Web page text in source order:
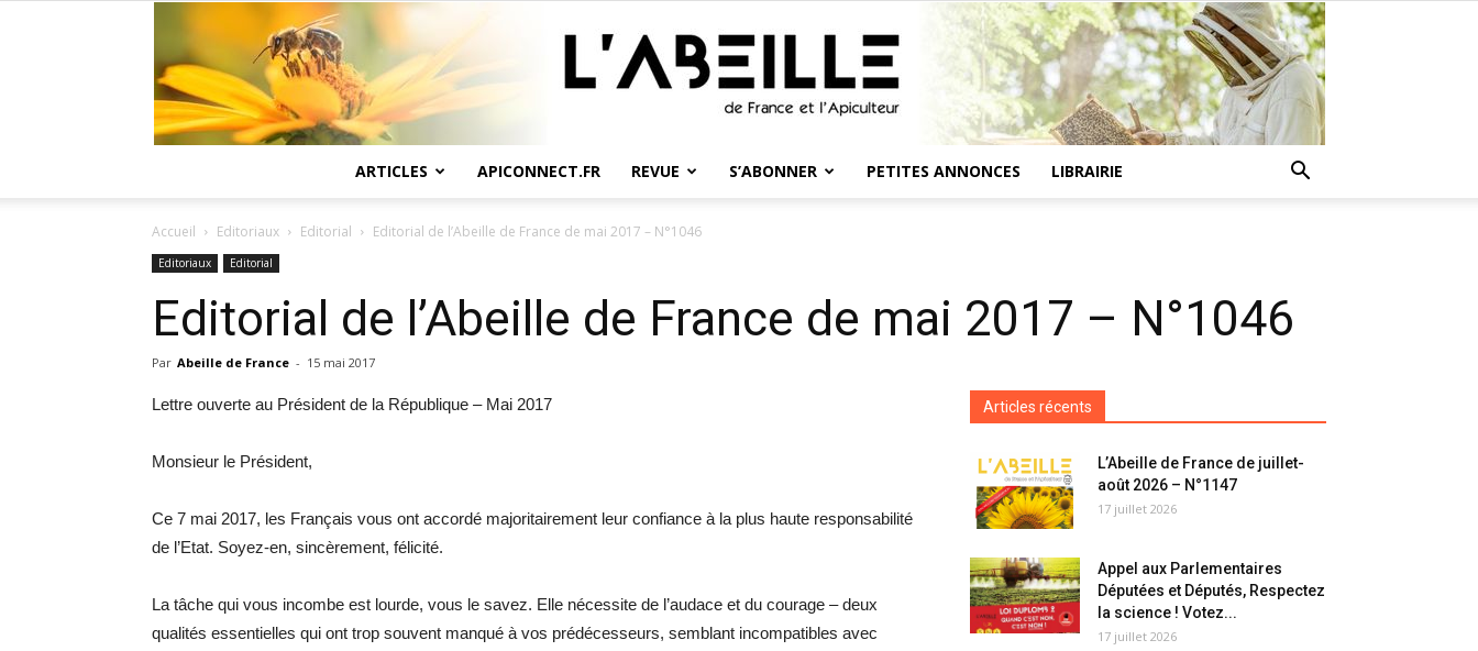
ARTICLES APICONNECT.FR REVUE S’ABONNER PETITES ANNONCES LIBRAIRIE
Accueil Editoriaux Editorial Editorial de l’Abeille de France de mai 2017 – N°1046
Editoriaux Editorial
Editorial de l’Abeille de France de mai 2017 – N°1046
Par Abeille de France - 15 mai 2017
Lettre ouverte au Président de la République – Mai 2017
Monsieur le Président,
Ce 7 mai 2017, les Français vous ont accordé majoritairement leur confiance à la plus haute responsabilité
de l’Etat. Soyez-en, sincèrement, félicité.
La tâche qui vous incombe est lourde, vous le savez. Elle nécessite de l’audace et du courage – deux
qualités essentielles qui ont trop souvent manqué à vos prédécesseurs, semblant incompatibles avec
Articles récents
L’Abeille de France de juillet-
août 2026 – N°1147
17 juillet 2026
Appel aux Parlementaires
Députées et Députés, Respectez
la science ! Votez...
17 juillet 2026